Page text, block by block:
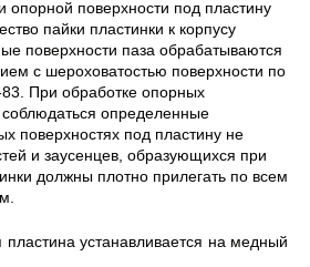
опорной поверхности под пластину
пайки пластинки к корпусу
поверхности паза обрабатываются
с шероховатостью поверхности по
При обработке опорных
определенные
поверхностях под пластину не
и заусенцев, образующихся при
должны плотно прилегать по всем
устанавливается на медный